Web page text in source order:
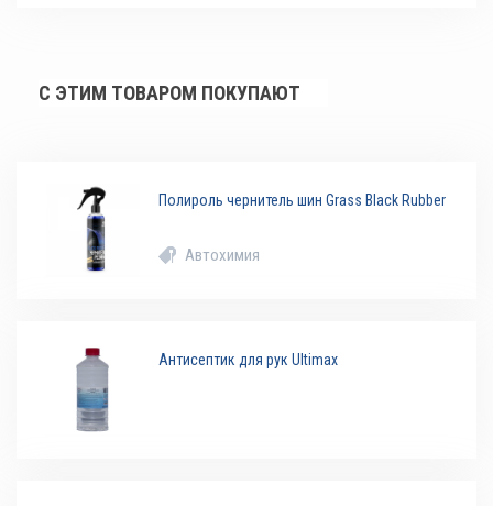
С ЭТИМ ТОВАРОМ ПОКУПАЮТ
Полироль чернитель шин Grass Black Rubber
Автохимия
Антисептик для рук Ultimax